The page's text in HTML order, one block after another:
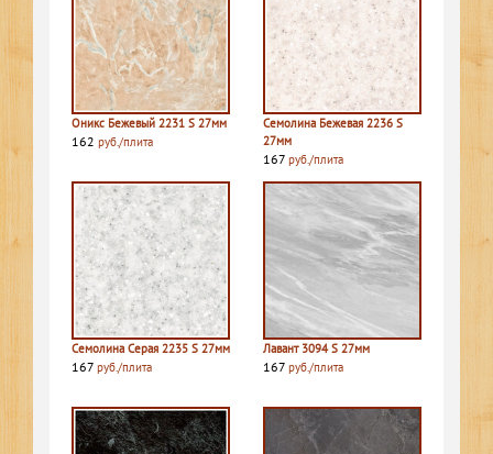
Оникс Бежевый 2231 S 27мм
162 руб./плита
Семолина Бежевая 2236 S
27мм
167 руб./плита
Семолина Серая 2235 S 27мм
167 руб./плита
Лавант 3094 S 27мм
167 руб./плита